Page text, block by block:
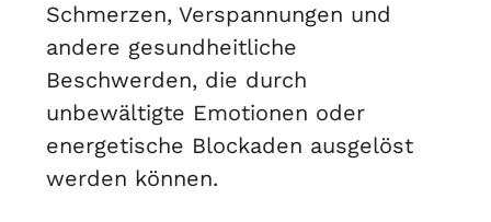
Schmerzen, Verspannungen und
andere gesundheitliche
Beschwerden, die durch
unbewältigte Emotionen oder
energetische Blockaden ausgelöst
werden können.